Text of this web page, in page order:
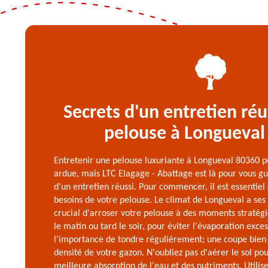
Secrets d'un entretien
pelouse à
Entretenir une pelouse luxuriante à Longueval 80360
ardue, mais LTC Elagage - Abattage est là pour vous
d'un entretien réussi. Pour commencer, il est
besoins de votre pelouse. Le climat de Longueval a
crucial d'arroser votre pelouse à des moments
le matin ou tard le soir, pour éviter l'évaporation
l'importance de tondre régulièrement; une coupe
densité de votre gazon. N'oubliez pas d'aérer le sol